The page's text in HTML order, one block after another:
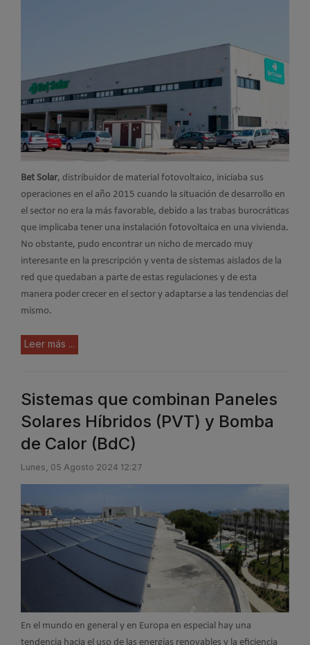
Bet Solar, distribuidor de material fotovoltaico, iniciaba sus
operaciones en el año 2015 cuando la situación de desarrollo en
el sector no era la más favorable, debido a las trabas burocráticas
que implicaba tener una instalación fotovoltaica en una vivienda.
No obstante, pudo encontrar un nicho de mercado muy
interesante en la prescripción y venta de sistemas aislados de la
red que quedaban a parte de estas regulaciones y de esta
manera poder crecer en el sector y adaptarse a las tendencias del
mismo.
Leer más ...
Sistemas que combinan Paneles
Solares Híbridos (PVT) y Bomba
de Calor (BdC)
Lunes, 05 Agosto 2024 12:27
En el mundo en general y en Europa en especial hay una
tendencia hacia el uso de las energías renovables y la eficiencia